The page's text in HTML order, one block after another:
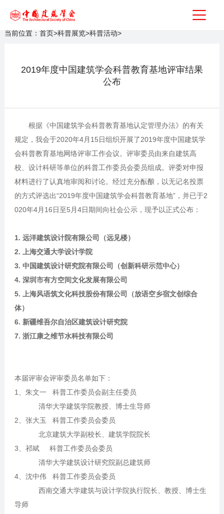
当前位置： 首页>科普展览>科普活动>
2019年度中国建筑学会科普教育基地评审结果
公布
根据《中国建筑学会科普教育基地认定管理办法》的有关
规定，我会于2020年4月15日组织开展了2019年度中国建筑学
会科普教育基地网络评审工作会议。评审委员由来自建筑高
校、设计科研等单位的科普工作委员会委员组成。评委对申报
材料进行了认真地审阅和讨论。经过充分酝酿，以无记名投票
的方式评选出“2019年度中国建筑学会科普教育基地”，并已于2
020年4月16日至5月4日期间向社会公示，现予以正式公布：
1. 远洋建筑设计院有限公司（远见楼）
2. 上海交通大学设计学院
3. 中国建筑设计研究院有限公司（创新科研示范中心）
4. 深圳市有方空间文化发展有限公司
5. 上海风语筑文化科技股份有限公司（放语空乡宿文创综合
体）
6. 新疆维吾尔自治区建筑设计研究院
7. 浙江康之维节水科技有限公司
本届评审会评审委员名单如下：
1、朱文一 科普工作委员会副主任委员
清华大学建筑学院教授、博士生导师
2、张大玉 科普工作委员会委员
北京建筑大学副校长、建筑学院院长
3、祁斌 科普工作委员会委员
清华大学建筑设计研究院副总建筑师
4、沈中伟 科普工作委员会委员
西南交通大学建筑与设计学院执行院长、教授、博士生
导师